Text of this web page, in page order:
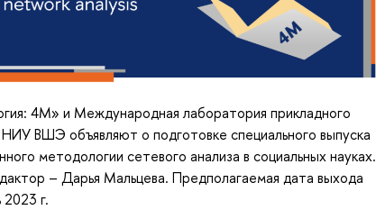
4М» и Международная лаборатория прикладного
НИУ ВШЭ объявляют о подготовке специального выпуска
методологии сетевого анализа в социальных науках.
– Дарья Мальцева. Предполагаемая дата выхода
г.